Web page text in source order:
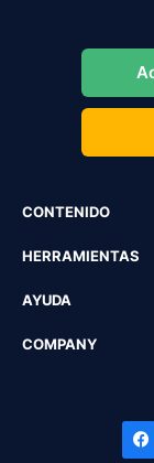
CONTENIDO
HERRAMIENTAS
AYUDA
COMPANY